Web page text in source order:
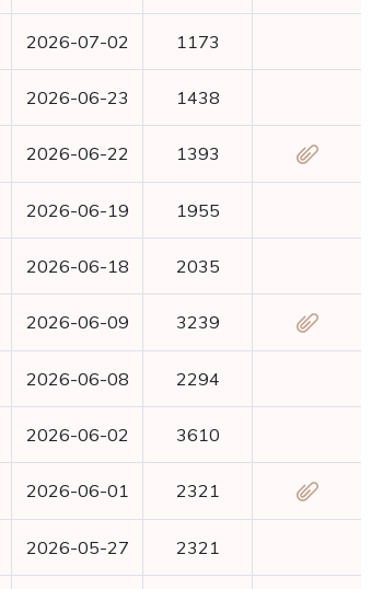
2026-07-02 1173
2026-06-23 1438
2026-06-22 1393
2026-06-19 1955
2026-06-18 2035
2026-06-09 3239
2026-06-08 2294
2026-06-02 3610
2026-06-01 2321
2026-05-27 2321